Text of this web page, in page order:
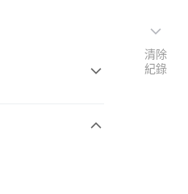
清除
紀錄